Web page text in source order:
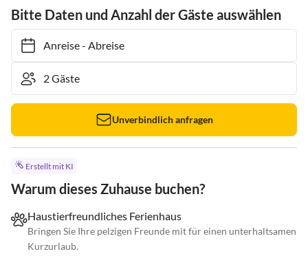
Bitte Daten und Anzahl der Gäste auswählen
Anreise- Abreise
Unverbindlich anfragen
Erstellt mit KI
Warum dieses Zuhause buchen?
Haustierfreundliches Ferienhaus
Bringen Sie Ihre pelzigen Freunde mit für einen unterhaltsamen
Kurzurlaub.